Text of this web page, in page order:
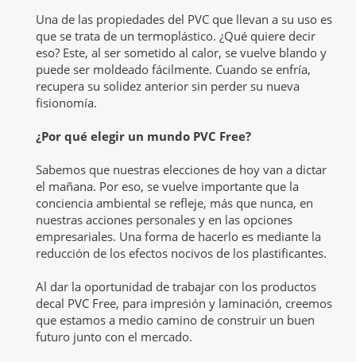
Una de las propiedades del PVC que llevan a su uso es
que se trata de un termoplástico. ¿Qué quiere decir
eso? Este, al ser sometido al calor, se vuelve blando y
puede ser moldeado fácilmente. Cuando se enfría,
recupera su solidez anterior sin perder su nueva
fisionomía.
¿Por qué elegir un mundo PVC Free?
Sabemos que nuestras elecciones de hoy van a dictar
el mañana. Por eso, se vuelve importante que la
conciencia ambiental se refleje, más que nunca, en
nuestras acciones personales y en las opciones
empresariales. Una forma de hacerlo es mediante la
reducción de los efectos nocivos de los plastificantes.
Al dar la oportunidad de trabajar con los productos
decal PVC Free, para impresión y laminación, creemos
que estamos a medio camino de construir un buen
futuro junto con el mercado.